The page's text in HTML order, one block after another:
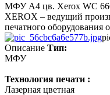
МФУ А4 цв. Xerox WC
XEROX – ведущий
печатного оборудования
Описание Тип:
МФУ
Технология печати :
Лазерная цветная